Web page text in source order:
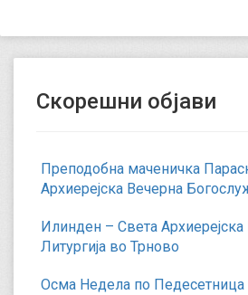
Скорешни објави
Преподобна маченичка
Архиерејска Вечерна
Илинден – Света
Литургија во Трново
Осма Недела по Педесетница